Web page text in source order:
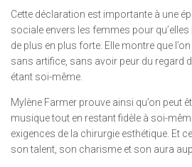
Cette déclaration est importante à une
sociale envers les femmes pour
de plus en plus forte. Elle montre que
sans artifice, sans avoir peur du regard
étant soi-même.
Mylène Farmer prouve ainsi qu’on peut
musique tout en restant fidèle à soi-
exigences de la chirurgie esthétique. Et
son talent, son charisme et son aura